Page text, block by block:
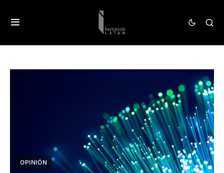
OPINIÓN